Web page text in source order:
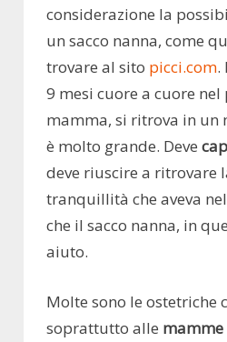
considerazione la
un sacco nanna, come
trovare al sito picci.com.
9 mesi cuore a cuore
mamma, si ritrova in un
è molto grande. Deve
deve riuscire a ritrovare
tranquillità che aveva
che il sacco nanna, in
aiuto.
Molte sono le ostetriche
soprattutto alle